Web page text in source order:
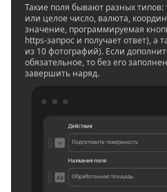
Такие поля бывают разных типов:
или целое число, валюта,
значение, программируемая
https-запрос и получает ответ), а
из 10 фотографий). Если
обязательное, то без его
завершить наряд.